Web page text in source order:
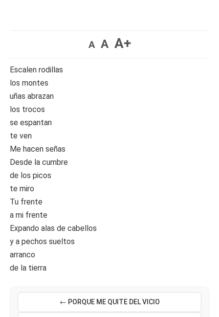
A A A+
Escalen rodillas
los montes
uñas abrazan
los trocos
se espantan
te ven
Me hacen señas
Desde la cumbre
de los picos
te miro
Tu frente
a mi frente
Expando alas de cabellos
y a pechos sueltos
arranco
de la tierra
← PORQUE ME QUITE DEL VICIO